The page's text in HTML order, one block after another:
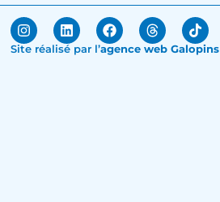
Site réalisé par l’agence web Galopins